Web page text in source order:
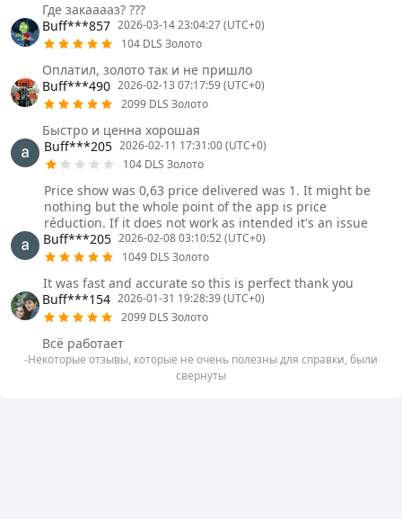
Где закааааз? ???
Buff***857 2026-03-14 23:04:27 (UTC+0)
104 DLS Золото
Оплатил, золото так и не пришло
Buff***490 2026-02-13 07:17:59 (UTC+0)
2099 DLS Золото
Быстро и ценна хорошая
Buff***205 2026-02-11 17:31:00 (UTC+0)
104 DLS Золото
Price show was 0,63 price delivered was 1. It might be
nothing but the whole point of the app is price
réduction. If it does not work as intended it's an issue
Buff***205 2026-02-08 03:10:52 (UTC+0)
1049 DLS Золото
It was fast and accurate so this is perfect thank you
Buff***154 2026-01-31 19:28:39 (UTC+0)
2099 DLS Золото
Всё работает
-Некоторые отзывы, которые не очень полезны для справки, были
свернуты